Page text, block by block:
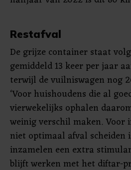
Restafval
De grijze container staat
gemiddeld 13 keer per jaar
terwijl de vuilniswagen nog
‘Voor huishoudens die al
vierwekelijks ophalen
weinig verschil maken. Voor
niet optimaal afval scheiden
inzamelen een extra
blijft werken met het diftar-